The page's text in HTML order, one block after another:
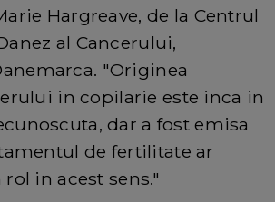
Hargreave, de la Centrul
al Cancerului,
"Originea
in copilarie este inca in
dar a fost emisa
de fertilitate ar
in acest sens."